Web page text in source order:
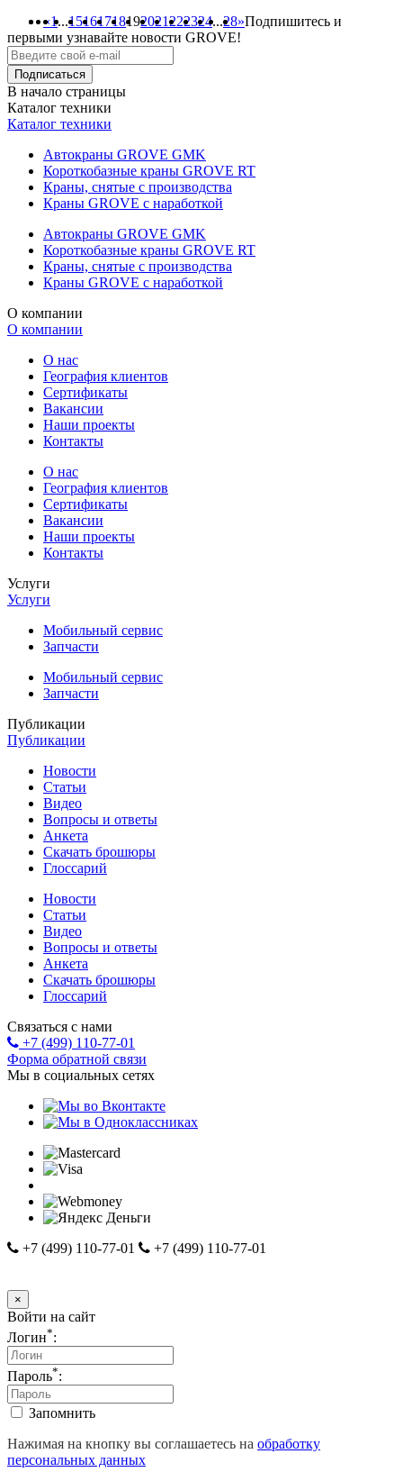
«1...15161718192021222324...28»Подпишитесь и
первыми узнавайте новости GROVE!
В начало страницы
Каталог техники
Каталог техники
Автокраны GROVE GMK
Короткобазные краны GROVE RT
Краны, снятые с производства
Краны GROVE с наработкой
Автокраны GROVE GMK
Короткобазные краны GROVE RT
Краны, снятые с производства
Краны GROVE с наработкой
О компании
О компании
О нас
География клиентов
Сертификаты
Вакансии
Наши проекты
Контакты
О нас
География клиентов
Сертификаты
Вакансии
Наши проекты
Контакты
Услуги
Услуги
Мобильный сервис
Запчасти
Мобильный сервис
Запчасти
Публикации
Публикации
Новости
Статьи
Видео
Вопросы и ответы
Анкета
Скачать брошюры
Глоссарий
Новости
Статьи
Видео
Вопросы и ответы
Анкета
Скачать брошюры
Глоссарий
Связаться с нами
+7 (499) 110-77-01
Форма обратной связи
Мы в социальных сетях
+7 (499) 110-77-01
+7 (499) 110-77-01
×
Войти на сайт
Логин*:
Пароль*:
Запомнить
Нажимая на кнопку вы соглашаетесь на обработку
персональных данных